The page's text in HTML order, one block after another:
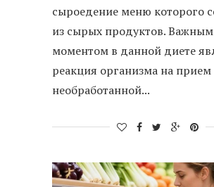
сыроедение меню которого
из сырых продуктов. Важным
моментом в данной диете
реакция организма на прием
необработанной...